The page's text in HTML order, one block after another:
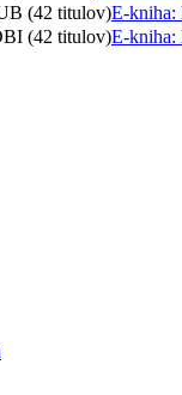
(42 titulov)E-kniha:
(42 titulov)E-